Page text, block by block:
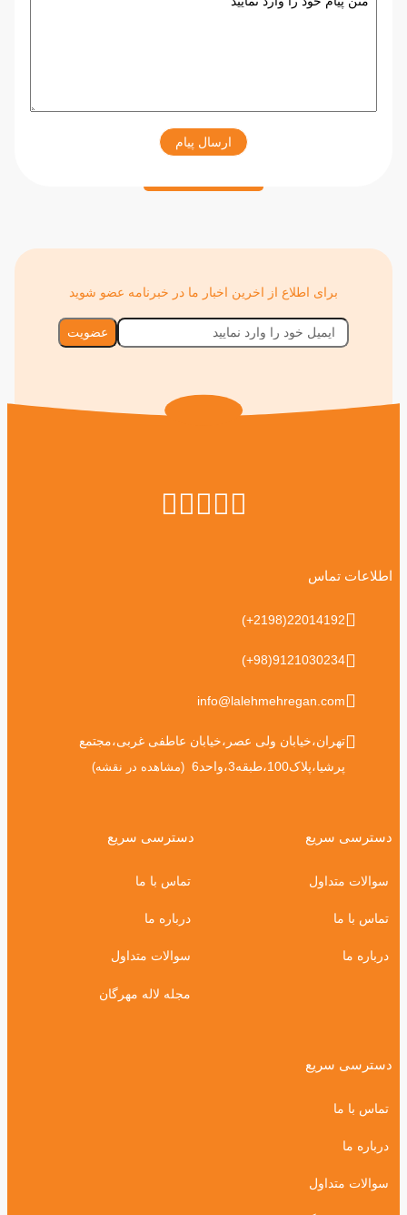
ارسال پیام
برای اطلاع از اخرین اخبار ما در خبرنامه عضو شوید
عضویت
اطلاعات تماس
(+2198)22014192
(+98)9121030234
info@lalehmehregan.com
تهران،خیابان ولی عصر،خیابان عاطفی غربی،مجتمع
پرشیا،پلاک100،طبقه3،واحد6
(مشاهده در نقشه)
دسترسی سریع
سوالات متداول
تماس با ما
درباره ما
دسترسی سریع
تماس با ما
درباره ما
سوالات متداول
مجله لاله مهرگان
دسترسی سریع
تماس با ما
درباره ما
سوالات متداول